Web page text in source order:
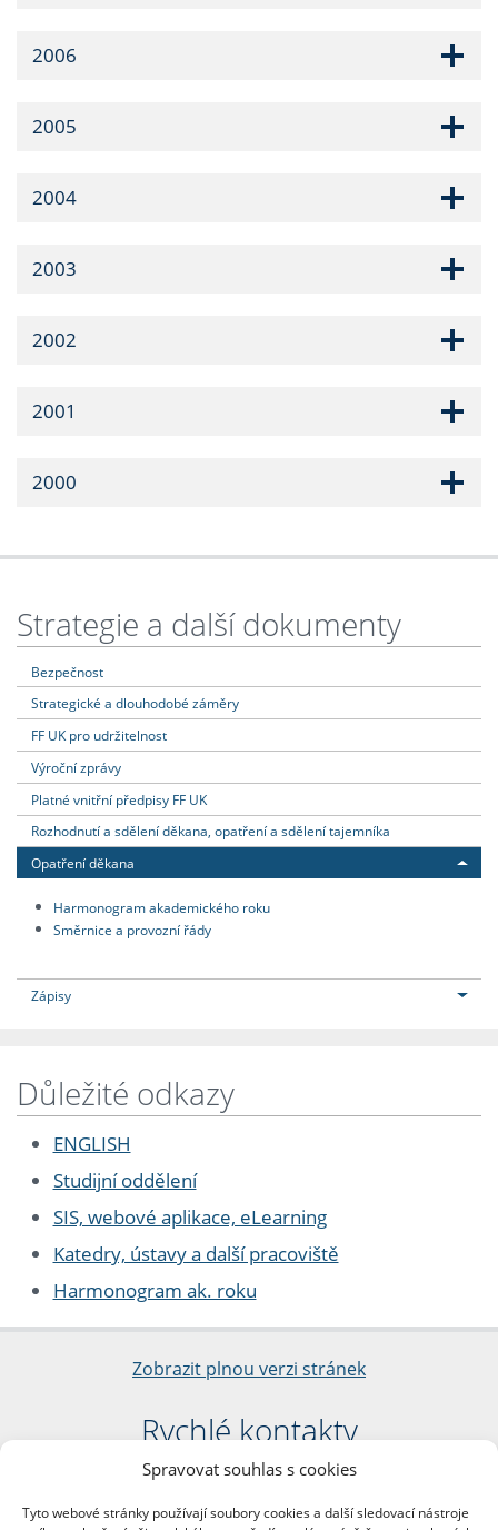
Spravovat souhlas s cookies
Tyto webové stránky používají soubory cookies a další sledovací nástroje
2006
2005
2004
2003
2002
2001
2000
Strategie a další dokumenty
Bezpečnost
Strategické a dlouhodobé záměry
FF UK pro udržitelnost
Výroční zprávy
Platné vnitřní předpisy FF UK
Rozhodnutí a sdělení děkana, opatření a sdělení tajemníka
Opatření děkana
Harmonogram akademického roku
Směrnice a provozní řády
Zápisy
Důležité odkazy
ENGLISH
Studijní oddělení
SIS, webové aplikace, eLearning
Katedry, ústavy a další pracoviště
Harmonogram ak. roku
Zobrazit plnou verzi stránek
Rychlé kontakty
Filozofická fakulta
nám. Jana Palacha 1/2